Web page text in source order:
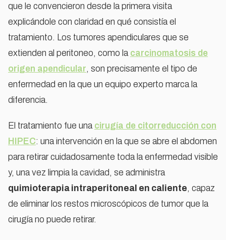
que le convencieron desde la primera visita
explicándole con claridad en qué consistía el
tratamiento. Los tumores apendiculares que se
extienden al peritoneo, como la carcinomatosis de
origen apendicular, son precisamente el tipo de
enfermedad en la que un equipo experto marca la
diferencia.
El tratamiento fue una cirugía de citorreducción con
HIPEC: una intervención en la que se abre el abdomen
para retirar cuidadosamente toda la enfermedad visible
y, una vez limpia la cavidad, se administra
quimioterapia intraperitoneal en caliente, capaz
de eliminar los restos microscópicos de tumor que la
cirugía no puede retirar.